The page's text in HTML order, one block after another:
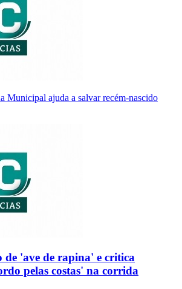
Municipal ajuda a salvar recém-nascido
de 'ave de rapina' e critica
pelas costas' na corrida